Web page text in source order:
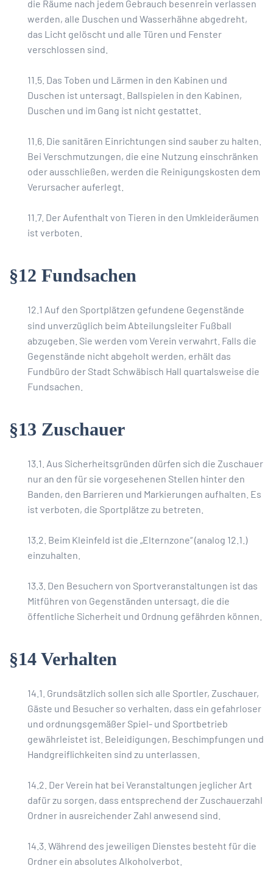
die Räume nach jedem Gebrauch besenrein verlassen
werden, alle Duschen und Wasserhähne abgedreht,
das Licht gelöscht und alle Türen und Fenster
verschlossen sind.
11.5. Das Toben und Lärmen in den Kabinen und
Duschen ist untersagt. Ballspielen in den Kabinen,
Duschen und im Gang ist nicht gestattet.
11.6. Die sanitären Einrichtungen sind sauber zu halten.
Bei Verschmutzungen, die eine Nutzung einschränken
oder ausschließen, werden die Reinigungskosten dem
Verursacher auferlegt.
11.7. Der Aufenthalt von Tieren in den Umkleideräumen
ist verboten.
§12 Fundsachen
12.1 Auf den Sportplätzen gefundene Gegenstände
sind unverzüglich beim Abteilungsleiter Fußball
abzugeben. Sie werden vom Verein verwahrt. Falls die
Gegenstände nicht abgeholt werden, erhält das
Fundbüro der Stadt Schwäbisch Hall quartalsweise die
Fundsachen.
§13 Zuschauer
13.1. Aus Sicherheitsgründen dürfen sich die Zuschauer
nur an den für sie vorgesehenen Stellen hinter den
Banden, den Barrieren und Markierungen aufhalten. Es
ist verboten, die Sportplätze zu betreten.
13.2. Beim Kleinfeld ist die „Elternzone“ (analog 12.1.)
einzuhalten.
13.3. Den Besuchern von Sportveranstaltungen ist das
Mitführen von Gegenständen untersagt, die die
öffentliche Sicherheit und Ordnung gefährden können.
§14 Verhalten
14.1. Grundsätzlich sollen sich alle Sportler, Zuschauer,
Gäste und Besucher so verhalten, dass ein gefahrloser
und ordnungsgemäßer Spiel- und Sportbetrieb
gewährleistet ist. Beleidigungen, Beschimpfungen und
Handgreiflichkeiten sind zu unterlassen.
14.2. Der Verein hat bei Veranstaltungen jeglicher Art
dafür zu sorgen, dass entsprechend der Zuschauerzahl
Ordner in ausreichender Zahl anwesend sind.
14.3. Während des jeweiligen Dienstes besteht für die
Ordner ein absolutes Alkoholverbot.